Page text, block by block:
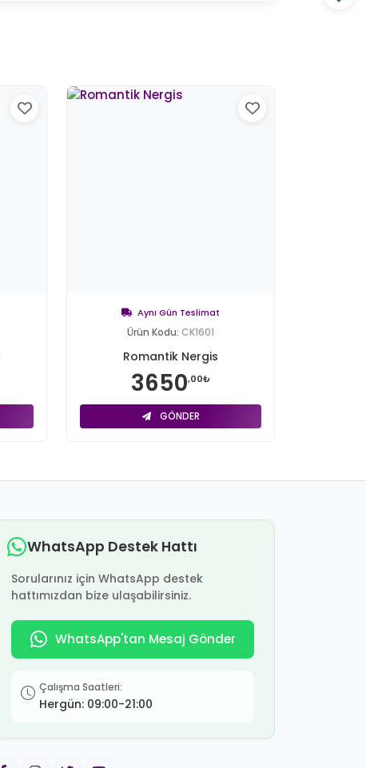
Aynı Gün Teslimat
Ürün Kodu: CK1601
Romantik Nergis
3650,00₺
GÖNDER
WhatsApp Destek Hattı
Sorularınız için WhatsApp destek
hattımızdan bize ulaşabilirsiniz.
WhatsApp'tan Mesaj Gönder
Çalışma Saatleri:
Hergün: 09:00-21:00